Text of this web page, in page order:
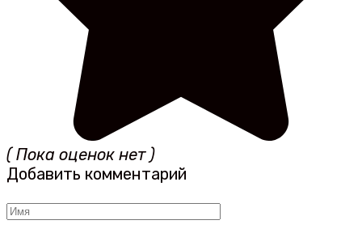
( Пока оценок нет )
Добавить комментарий
Имя